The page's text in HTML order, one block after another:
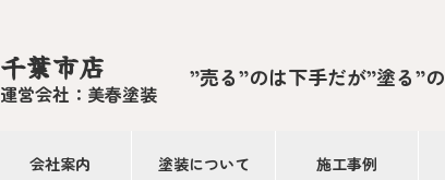
千葉市店
運営会社：美春塗装
”売る”のは下手だが”塗る”
会社案内 塗装について 施工事例